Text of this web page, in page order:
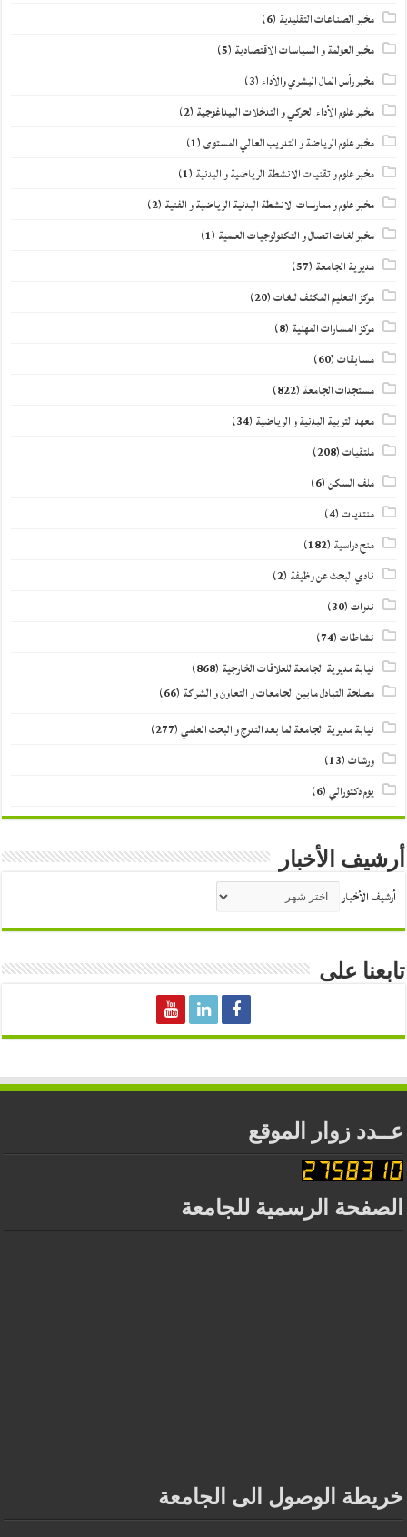
مخبر الصناعات التقليدية (6)
مخبر العولمة و السياسات الاقتصادية (5)
مخبر رأس المال البشري والأداء(3)
مخبر علوم الأداء الحركي و التدخلات البيداغوجية (2)
مخبر علوم الرياضة و التدريب العالي المستوى(1)
مخبر علوم و تقنيات الانشطة الرياضية و البدنية (1)
مخبر علوم و ممارسات الانشطة البدنية الرياضية و الفنية (2)
مخبر لغات اتصال و التكنولوجيات العلمية (1)
مديرية الجامعة (57)
مركز التعليم المكثف للغات(20)
مركز المسارات المهنية (8)
مسابقات(60)
مستجدات الجامعة (822)
معهد التربية البدنية و الرياضية (34)
ملتقيات(208)
ملف السكن(6)
منتديات(4)
منح دراسية (182)
نادي البحث عن وظيفة (2)
ندوات(30)
نشاطات(74)
نيابة مديرية الجامعة للعلاقات الخارجية (868)
مصلحة التبادل مابين الجامعات و التعاون و الشراكة (66)
نيابة مديرية الجامعة لما بعد التدرج و البحث العلمي(277)
ورشات(13)
يوم دكتورالي(6)
أرشيف الأخبار
أرشيف الأخبار
تابعنا على
عــدد زوار الموقع
الصفحة الرسمية للجامعة
خريطة الوصول الى الجامعة